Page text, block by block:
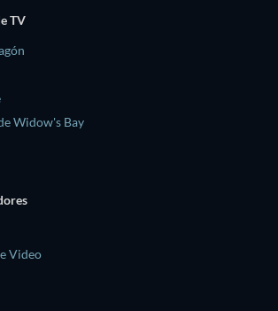
TV
Widow's Bay
Video